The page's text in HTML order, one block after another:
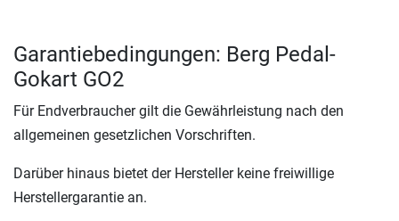
Garantiebedingungen: Berg Pedal-
Gokart GO2
Für Endverbraucher gilt die Gewährleistung nach den
allgemeinen gesetzlichen Vorschriften.
Darüber hinaus bietet der Hersteller keine freiwillige
Herstellergarantie an.